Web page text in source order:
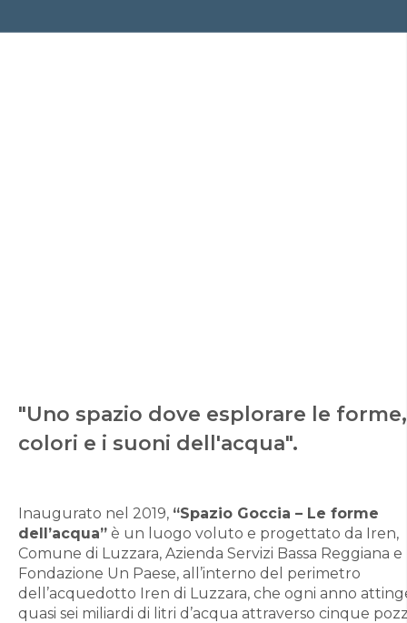
"Uno spazio dove esplorare le
colori e i suoni dell'acqua".
Inaugurato nel 2019, “Spazio Goccia – Le forme
dell’acqua” è un luogo voluto e progettato da Iren,
Comune di Luzzara, Azienda Servizi Bassa Reggiana e
Fondazione Un Paese, all’interno del perimetro
dell’acquedotto Iren di Luzzara, che ogni anno
quasi sei miliardi di litri d’acqua attraverso cinque